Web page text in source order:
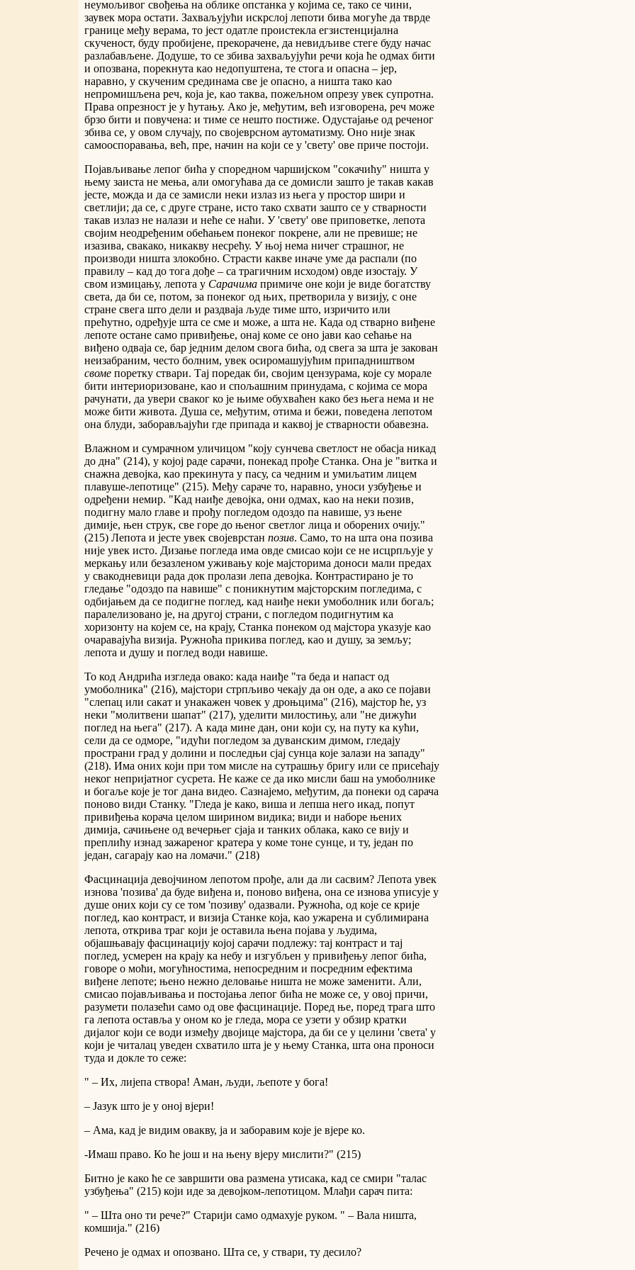
неумољивог свођења на облике опстанка у којима се, тако се чини,
заувек мора остати. Захваљујући искрслој лепоти бива могуће да тврде
границе међу верама, то јест одатле проистекла егзистенцијална
скученост, буду пробијене, прекорачене, да невидљиве стеге буду начас
разлабављене. Додуше, то се збива захваљујући речи која ће одмах бити
и опозвана, порекнута као недопуштена, те стога и опасна – јер,
наравно, у скученим срединама све је опасно, а ништа тако као
непромишљена реч, која је, као таква, пожељном опрезу увек супротна.
Права опрезност је у ћутању. Ако је, међутим, већ изговорена, реч може
брзо бити и повучена: и тиме се нешто постиже. Одустајање од реченог
збива се, у овом случају, по својеврсном аутоматизму. Оно није знак
самооспоравања, већ, пре, начин на који се у 'свету' ове приче постоји.
Појављивање лепог бића у споредном чаршијском "сокачићу" ништа у
њему заиста не мења, али омогућава да се домисли зашто је такав какав
јесте, можда и да се замисли неки излаз из њега у простор шири и
светлији; да се, с друге стране, исто тако схвати зашто се у стварности
такав излаз не налази и неће се наћи. У 'свету' ове приповетке, лепота
својим неодређеним обећањем понеког покрене, али не превише; не
изазива, свакако, никакву несрећу. У њој нема ничег страшног, не
производи ништа злокобно. Страсти какве иначе уме да распали (по
правилу – кад до тога дође – са трагичним исходом) овде изостају. У
свом измицању, лепота у Сарачима примиче оне који је виде богатству
света, да би се, потом, за понеког од њих, претворила у визију, с оне
стране свега што дели и раздваја људе тиме што, изричито или
прећутно, одређује шта се сме и може, а шта не. Када од стварно виђене
лепоте остане само привиђење, онај коме се оно јави као сећање на
виђено одваја се, бар једним делом свога бића, од свега за шта је закован
неизабраним, често болним, увек осиромашујућим припадништвом
своме поретку ствари. Тај поредак би, својим цензурама, које су морале
бити интериоризоване, као и спољашним принудама, с којима се мора
рачунати, да увери сваког ко је њиме обухваћен како без њега нема и не
може бити живота. Душа се, међутим, отима и бежи, поведена лепотом
она блуди, заборављајући где припада и каквој је стварности обавезна.
Влажном и сумрачном уличицом "коју сунчева светлост не обасја никад
до дна" (214), у којој раде сарачи, понекад прође Станка. Она је "витка и
снажна девојка, као прекинута у пасу, са чедним и умиљатим лицем
плавуше-лепотице" (215). Међу сараче то, наравно, уноси узбуђење и
одређени немир. "Кад наиђе девојка, они одмах, као на неки позив,
подигну мало главе и прођу погледом одоздо па навише, уз њене
димије, њен струк, све горе до њеног светлог лица и оборених очију."
(215) Лепота и јесте увек својеврстан позив. Само, то на шта она позива
није увек исто. Дизање погледа има овде смисао који се не исцрпљује у
меркању или безазленом уживању које мајсторима доноси мали предах
у свакодневици рада док пролази лепа девојка. Контрастирано је то
гледање "одоздо па навише" с поникнутим мајсторским погледима, с
одбијањем да се подигне поглед, кад наиђе неки умоболник или богаљ;
паралелизовано је, на другој страни, с погледом подигнутим ка
хоризонту на којем се, на крају, Станка понеком од мајстора указује као
очаравајућа визија. Ружноћа прикива поглед, као и душу, за земљу;
лепота и душу и поглед води навише.
То код Андрића изгледа овако: када наиђе "та беда и напаст од
умоболника" (216), мајстори стрпљиво чекају да он оде, а ако се појави
"слепац или сакат и унакажен човек у дроњцима" (216), мајстор ће, уз
неки "молитвени шапат" (217), уделити милостињу, али "не дижући
поглед на њега" (217). А када мине дан, они који су, на путу ка кући,
сели да се одморе, "идући погледом за дуванским димом, гледају
пространи град у долини и последњи сјај сунца које залази на западу"
(218). Има оних који при том мисле на сутрашњу бригу или се присећају
неког непријатног сусрета. Не каже се да ико мисли баш на умоболнике
и богаље које је тог дана видео. Сазнајемо, међутим, да понеки од сарача
поново види Станку. "Гледа је како, виша и лепша него икад, попут
привиђења корача целом ширином видика; види и наборе њених
димија, сачињене од вечерњег сјаја и танких облака, како се вију и
преплићу изнад зажареног кратера у коме тоне сунце, и ту, један по
један, сагарају као на ломачи." (218)
Фасцинација девојчином лепотом прође, али да ли сасвим? Лепота увек
изнова 'позива' да буде виђена и, поново виђена, она се изнова уписује у
душе оних који су се том 'позиву' одазвали. Ружноћа, од које се крије
поглед, као контраст, и визија Станке која, као ужарена и сублимирана
лепота, открива траг који је оставила њена појава у људима,
објашњавају фасцинацију којој сарачи подлежу: тај контраст и тај
поглед, усмерен на крају ка небу и изгубљен у привиђењу лепог бића,
говоре о моћи, могућностима, непосредним и посредним ефектима
виђене лепоте; њено нежно деловање ништа не може заменити. Али,
смисао појављивања и постојања лепог бића не може се, у овој причи,
разумети полазећи само од ове фасцинације. Поред ње, поред трага што
га лепота оставља у оном ко је гледа, мора се узети у обзир кратки
дијалог који се води између двојице мајстора, да би се у целини 'света' у
који је читалац уведен схватило шта је у њему Станка, шта она проноси
туда и докле то сеже:
" – Их, лијепа створа! Аман, људи, љепоте у бога!
– Јазук што је у оној вјери!
– Ама, кад је видим овакву, ја и заборавим које је вјере ко.
-Имаш право. Ко ће још и на њену вјеру мислити?" (215)
Битно је како ће се завршити ова размена утисака, кад се смири "талас
узбуђења" (215) који иде за девојком-лепотицом. Млађи сарач пита:
" – Шта оно ти рече?" Старији само одмахује руком. " – Вала ништа,
комшија." (216)
Речено је одмах и опозвано. Шта се, у ствари, ту десило?